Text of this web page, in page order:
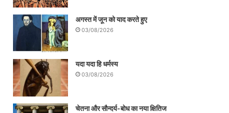
अगस्त में जून को याद करते हुए
03/08/2026
यदा यदा हि धर्मस्य
03/08/2026
चेतना और सौन्दर्य-बोध का नया क्षितिज